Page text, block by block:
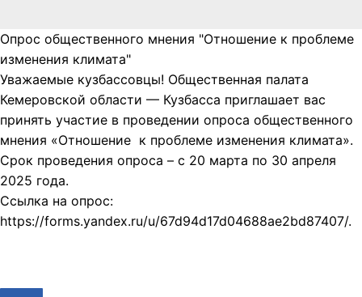
Опрос общественного мнения "Отношение к проблеме
изменения климата"
Уважаемые кузбассовцы! Общественная палата
Кемеровской области — Кузбасса приглашает вас
принять участие в проведении опроса общественного
мнения «Отношение к проблеме изменения климата».
Срок проведения опроса – с 20 марта по 30 апреля
2025 года.
Ссылка на опрос:
https://forms.yandex.ru/u/67d94d17d04688ae2bd87407/.